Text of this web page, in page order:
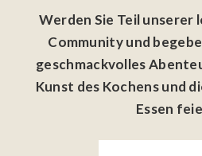
Werden Sie Teil unserer
Community und
geschmackvolles
Kunst des Kochens und
Essen